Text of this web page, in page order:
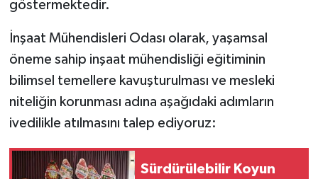
göstermektedir.
İnşaat Mühendisleri Odası olarak, yaşamsal
öneme sahip inşaat mühendisliği eğitiminin
bilimsel temellere kavuşturulması ve mesleki
niteliğin korunması adına aşağıdaki adımların
ivedilikle atılmasını talep ediyoruz:
Sürdürülebilir Koyun